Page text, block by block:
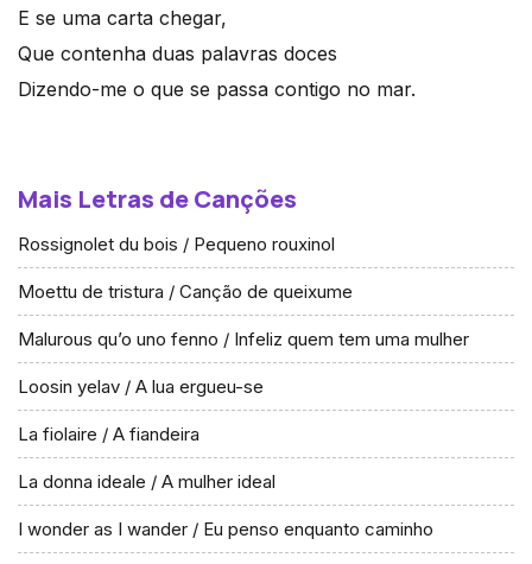
E se uma carta chegar,
Que contenha duas palavras doces
Dizendo-me o que se passa contigo no mar.
Mais Letras de Canções
Rossignolet du bois / Pequeno rouxinol
Moettu de tristura / Canção de queixume
Malurous qu’o uno fenno / Infeliz quem tem uma mulher
Loosin yelav / A lua ergueu-se
La fiolaire / A fiandeira
La donna ideale / A mulher ideal
I wonder as I wander / Eu penso enquanto caminho